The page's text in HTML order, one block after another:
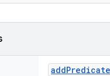
addPredicate